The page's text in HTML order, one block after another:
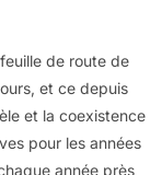
de route de
et ce depuis
et la coexistence
pour les années
année près